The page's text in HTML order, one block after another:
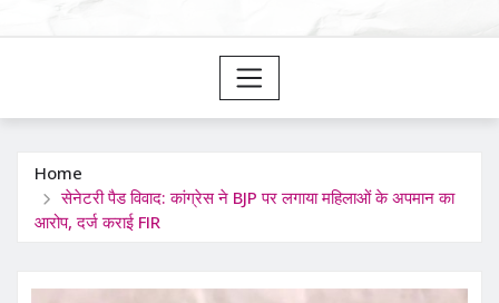
Home
सेनेटरी पैड विवाद: कांग्रेस ने BJP पर लगाया महिलाओं के अपमान का
आरोप, दर्ज कराई FIR